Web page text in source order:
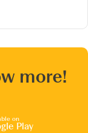
more!
on
Play